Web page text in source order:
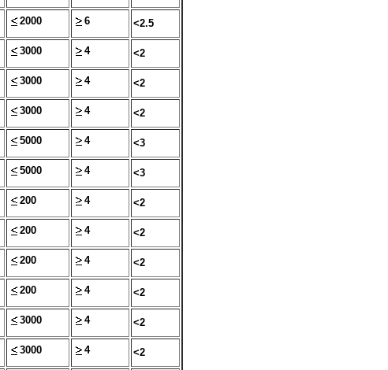
2000 6 <2.5
3000 4 <2
3000 4 <2
3000 4 <2
5000 4 <3
5000 4 <3
200 4 <2
200 4 <2
200 4 <2
200 4 <2
3000 4 <2
3000 4 <2